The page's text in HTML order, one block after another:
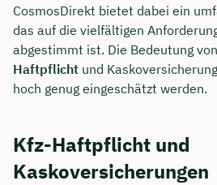
CosmosDirekt bietet dabei ein
das auf die vielfältigen
abgestimmt ist. Die Bedeutung
Haftpflicht und
hoch genug eingeschätzt werden.
Kfz-Haftpflicht und
Kaskoversicherungen